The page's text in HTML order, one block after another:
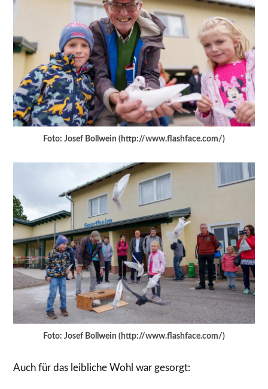
Foto: Josef Bollwein (http://www.flashface.com/)
Foto: Josef Bollwein (http://www.flashface.com/)
Auch für das leibliche Wohl war gesorgt: